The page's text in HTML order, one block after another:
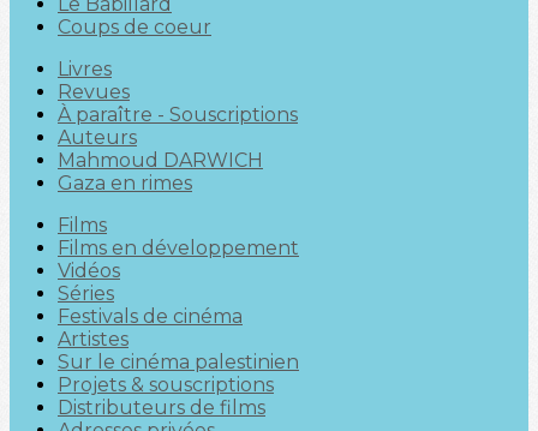
Coups de coeur
Livres
Revues
À paraître - Souscriptions
Auteurs
Mahmoud DARWICH
Gaza en rimes
Films
Films en développement
Vidéos
Séries
Festivals de cinéma
Artistes
Sur le cinéma palestinien
Projets & souscriptions
Distributeurs de films